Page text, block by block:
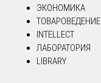
ЭКОНОМИКА
ТОВАРОВЕДЕНИЕ
INTELLECT
ЛАБОРАТОРИЯ
LIBRARY